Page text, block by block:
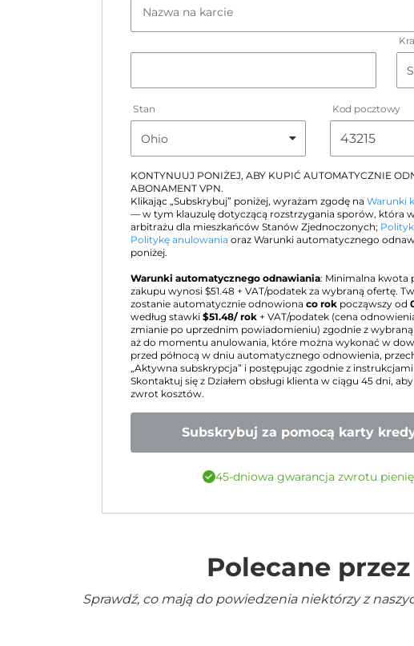
Nazwa na karcie
Stan Kod pocztowy
KONTYNUUJ PONIŻEJ, ABY KUPIĆ AUTOMATYCZNIE
ABONAMENT VPN.
Klikając „Subskrybuj” poniżej, wyrażam zgodę na Warunki
— w tym klauzulę dotyczącą rozstrzygania sporów, która
arbitrażu dla mieszkańców Stanów Zjednoczonych;
Politykę anulowania oraz Warunki automatycznego
poniżej.
Warunki automatycznego odnawiania: Minimalna kwota
zakupu wynosi $51.48 + VAT/podatek za wybraną ofertę.
zostanie automatycznie odnowiona co rok począwszy od
według stawki $51.48/ rok + VAT/podatek (cena
zmianie po uprzednim powiadomieniu) zgodnie z wybraną
aż do momentu anulowania, które można wykonać w
przed północą w dniu automatycznego odnowienia,
„Aktywna subskrypcja” i postępując zgodnie z instrukcjami
Skontaktuj się z Działem obsługi klienta w ciągu 45 dni,
zwrot kosztów.
Subskrybuj za pomocą karty
45-dniowa gwarancja zwrotu
Polecane
Sprawdź, co mają do powiedzenia niektórzy z